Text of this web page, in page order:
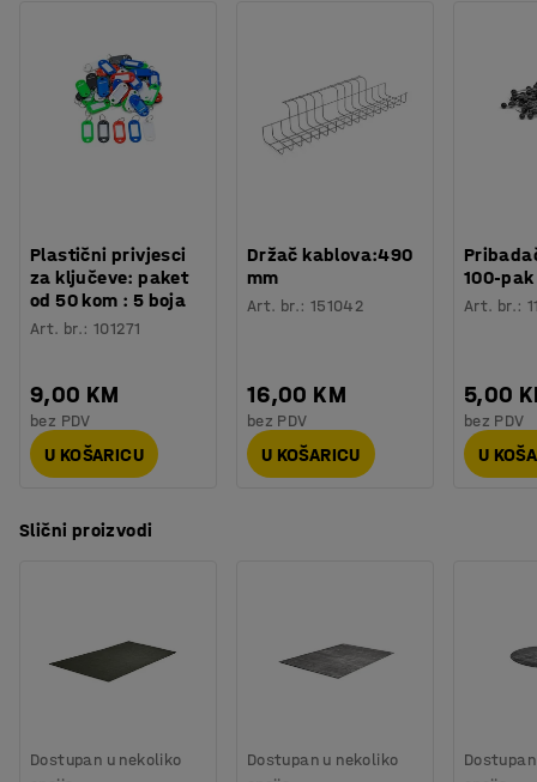
odgovarajućoj boji, ali također može poslužiti kao osnova
za jače boje.
Na ovom tepihu ne preporučamo korištenje stolica s
18,5 kg
Testirano: EN 1307
Plastični privjesci
za ključeve: paket
od 50 kom : 5 boja
Art. br.:101271
9,00 KM
bez PDV
U KOŠARICU
Držač kablova:490
mm
Art. br.: 151042
16,00 KM
bez PDV
U KOŠARICU
100-pak
Art. br.:
5,00
bez PDV
U
Slični proizvodi
Dostupan u nekoliko
Dostupan u nekoliko